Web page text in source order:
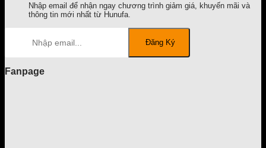
Nhập email để nhận ngay chương trình giảm giá, khuyến mãi và
thông tin mới nhất từ Hunufa.
Fanpage